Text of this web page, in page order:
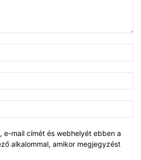
e-mail címét és webhelyét ebben a
alkalommal, amikor megjegyzést